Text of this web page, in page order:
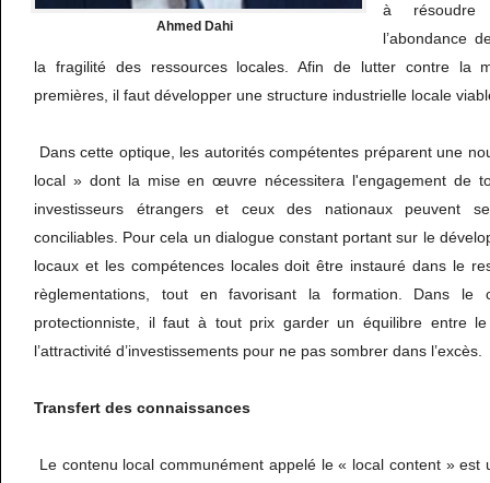
Ahmed Dahi
à résoudre
l’abondance
la fragilité des ressources locales. Afin de lutter contre la
premières, il faut développer une structure industrielle locale
Dans cette optique, les autorités compétentes préparent une
local » dont la mise en œuvre nécessitera l'engagement de
investisseurs étrangers et ceux des nationaux peuvent
conciliables. Pour cela un dialogue constant portant sur le
locaux et les compétences locales doit être instauré dans le
règlementations, tout en favorisant la formation. Dans le
protectionniste, il faut à tout prix garder un équilibre entre
l’attractivité d’investissements pour ne pas sombrer dans l’excès.
Transfert des connaissances
Le contenu local communément appelé le « local content » est